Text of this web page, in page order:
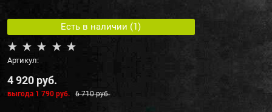
Есть в наличии (1)
Артикул:
6 710 руб.
4 920 руб.
выгода 1 790 руб.